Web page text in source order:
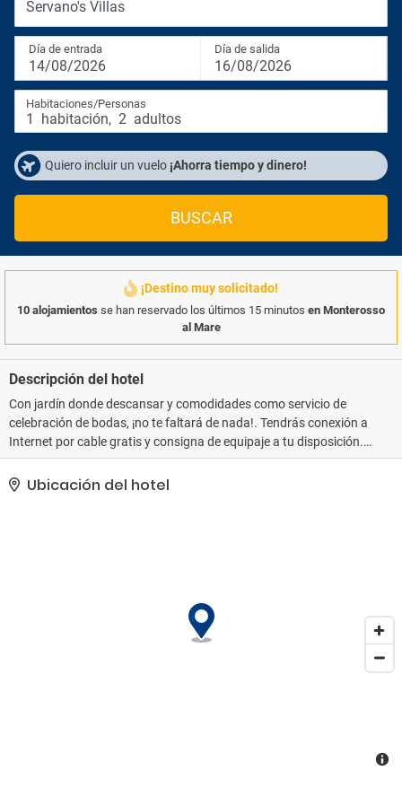
Servano's Villas
Día de entrada
14/08/2026
Día de salida
16/08/2026
Habitaciones/Personas
1 habitación, 2 adultos
Quiero incluir un vuelo ¡Ahorra tiempo y dinero!
BUSCAR
¡Destino muy solicitado!
10 alojamientos se han reservado los últimos 15 minutos en Monterosso
al Mare
Descripción del hotel
Con jardín donde descansar y comodidades como servicio de
celebración de bodas, ¡no te faltará de nada!. Tendrás conexión a
Internet por cable gratis y consigna de equipaje a tu disposición.
Se ofrece servicio de transporte al aeropuerto (ida y vuelta) de
pago disponible 24 horas..
Ubicación del hotel